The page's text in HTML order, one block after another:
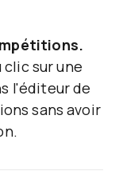
sur une
l'éditeur de
sans avoir